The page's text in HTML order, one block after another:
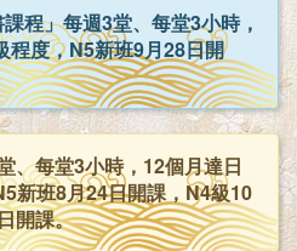
程」每週3堂、每堂3小時，
程度，N5新班9月28日開
、每堂3小時，12個月達日
新班8月24日開課，N4級10
開課。